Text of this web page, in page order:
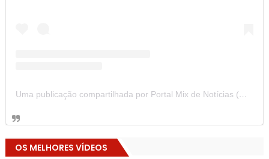
Uma publicação compartilhada por Portal Mix de Notícias (@portalmixdenoticias)
OS MELHORES VÍDEOS